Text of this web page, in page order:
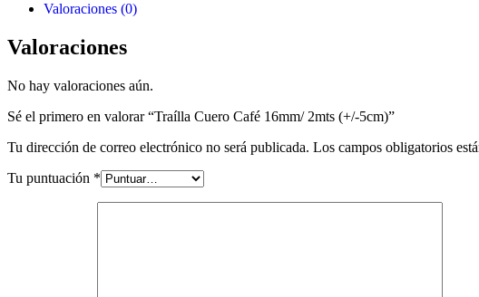
Valoraciones (0)
Valoraciones
No hay valoraciones aún.
Sé el primero en valorar “Traílla Cuero Café 16mm/ 2mts (+/-5cm)”
Tu dirección de correo electrónico no será publicada. Los campos obligatorios
Tu puntuación *